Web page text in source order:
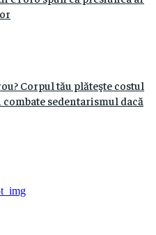
Corpul tău plăteşte costul
sedentarismul dacă